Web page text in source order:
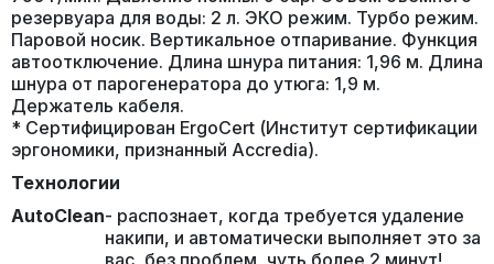
резервуара для воды: 2 л. ЭКО режим. Турбо режим.
Паровой носик. Вертикальное отпаривание. Функция
автоотключение. Длина шнура питания: 1,96 м. Длина
шнура от парогенератора до утюга: 1,9 м.
Держатель кабеля.
* Сертифицирован ErgoCert (Институт сертификации
эргономики, признанный Accredia).
Технологии
AutoClean- распознает, когда требуется удаление
накипи, и автоматически выполняет это за